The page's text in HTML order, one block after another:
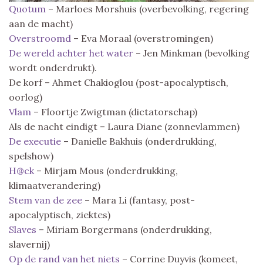
Quotum – Marloes Morshuis (overbevolking, regering
aan de macht)
Overstroomd – Eva Moraal (overstromingen)
De wereld achter het water – Jen Minkman (bevolking
wordt onderdrukt).
De korf – Ahmet Chakioglou (post-apocalyptisch,
oorlog)
Vlam – Floortje Zwigtman (dictatorschap)
Als de nacht eindigt – Laura Diane (zonnevlammen)
De executie – Danielle Bakhuis (onderdrukking,
spelshow)
H@ck – Mirjam Mous (onderdrukking,
klimaatverandering)
Stem van de zee – Mara Li (fantasy, post-
apocalyptisch, ziektes)
Slaves – Miriam Borgermans (onderdrukking,
slavernij)
Op de rand van het niets – Corrine Duyvis (komeet,